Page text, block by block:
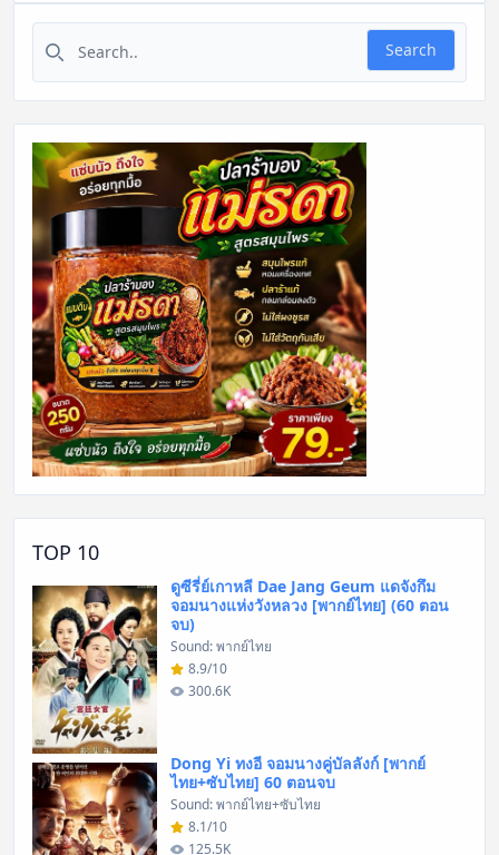
Search for:
Search
TOP 10
ดูซีรี่ย์เกาหลี Dae Jang Geum แดจังกึม
จอมนางแห่งวังหลวง [พากย์ไทย] (60 ตอน
จบ)
Sound: พากย์ไทย
8.9/10
300.6K
Dong Yi ทงอี จอมนางคู่บัลลังก์ [พากย์
ไทย+ซับไทย] 60 ตอนจบ
Sound: พากย์ไทย+ซับไทย
8.1/10
125.5K